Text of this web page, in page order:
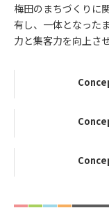
梅田のまちづくりに
有し、一体となった
力と集客力を向上さ